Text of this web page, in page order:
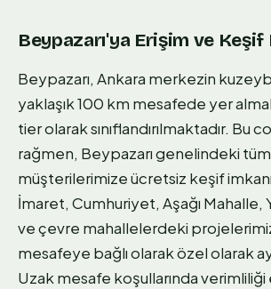
Beypazarı'ya Erişim ve
Beypazarı, Ankara merkezin
yaklaşık 100 km mesafede yer
tier olarak sınıflandırılmaktadır. Bu
rağmen, Beypazarı genelindeki tüm
müşterilerimize ücretsiz keşif
İmaret, Cumhuriyet, Aşağı Mahalle,
ve çevre mahallelerdeki
mesafeye bağlı olarak özel olarak
Uzak mesafe koşullarında